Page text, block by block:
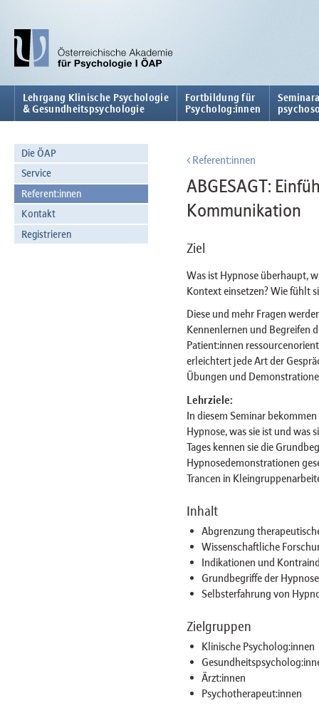
Lehrgang Klinische Psychologie
& Gesundheitspsychologie
Fortbildung für
Psycholog:innen
Die ÖAP
Service
Referent:innen
Kontakt
Registrieren
Referent:innen
ABGESAGT:
Kommunikation
Ziel
Was ist Hypnose überhaupt,
Kontext einsetzen? Wie fühlt
Diese und mehr Fragen
Kennenlernen und Begreifen
Patient:innen
erleichtert jede Art der
Übungen und
Lehrziele:
In diesem Seminar
Hypnose, was sie ist und was
Tages kennen sie die
Hypnosedemonstrationen
Trancen in
Inhalt
Abgrenzung
Wissenschaftliche
Indikationen und
Grundbegriffe der
Selbsterfahrung von
Zielgruppen
Klinische Psycholog:innen
Ärzt:innen
Psychotherapeut:innen